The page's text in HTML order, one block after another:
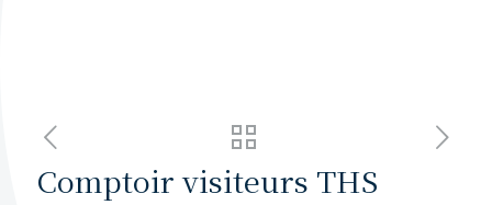
Comptoir visiteurs THS